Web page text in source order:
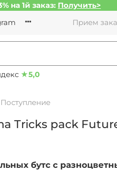
на 1й заказ: Получить>
Прием
★5,0
Tricks pack
бутс с